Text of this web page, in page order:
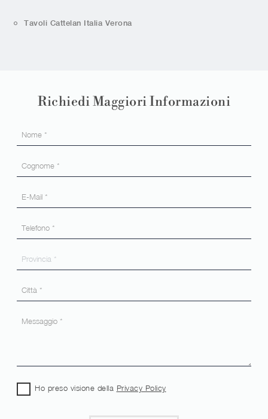
Tavoli Cattelan Italia Verona
Richiedi Maggiori Informazioni
Ho preso visione della Privacy Policy